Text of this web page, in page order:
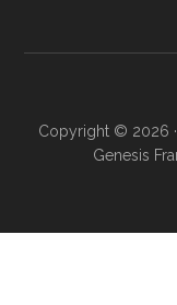
Copyright © 2026
Genesis